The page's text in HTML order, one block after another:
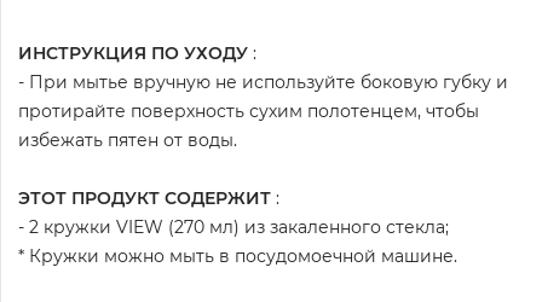
ИНСТРУКЦИЯ ПО УХОДУ :
- При мытье вручную не используйте боковую губку и
протирайте поверхность сухим полотенцем, чтобы
избежать пятен от воды.
ЭТОТ ПРОДУКТ СОДЕРЖИТ :
- 2 кружки VIEW (270 мл) из закаленного стекла;
* Кружки можно мыть в посудомоечной машине.